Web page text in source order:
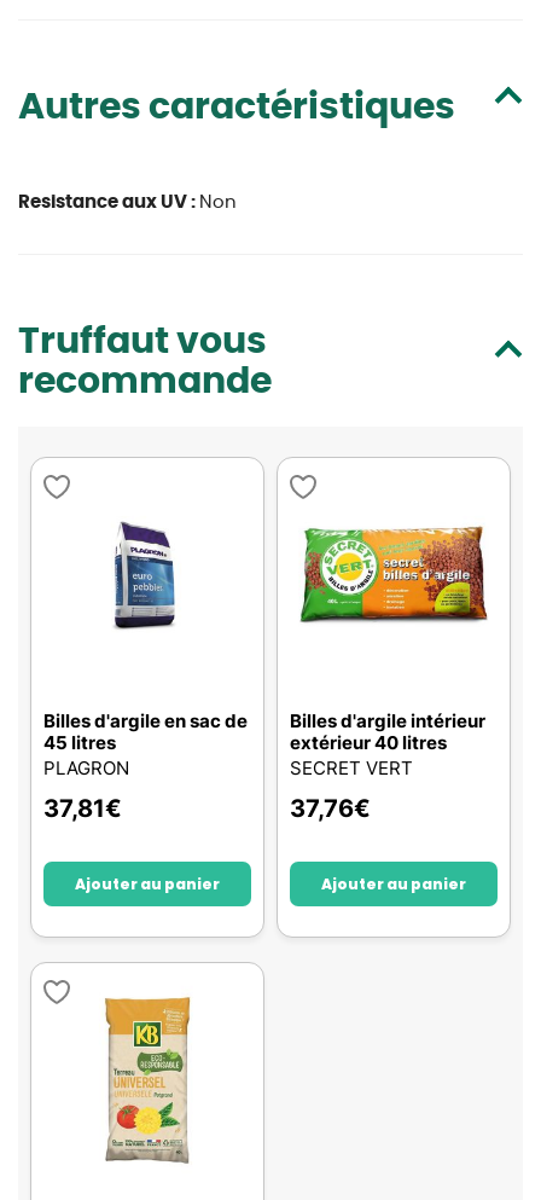
Autres caractéristiques
Resistance aux UV : Non
Truffaut vous
recommande
Billes d'argile en sac de
45 litres
PLAGRON
37,81€
Ajouter au panier
Billes d'argile intérieur
extérieur 40 litres
SECRET VERT
37,76€
Ajouter au panier